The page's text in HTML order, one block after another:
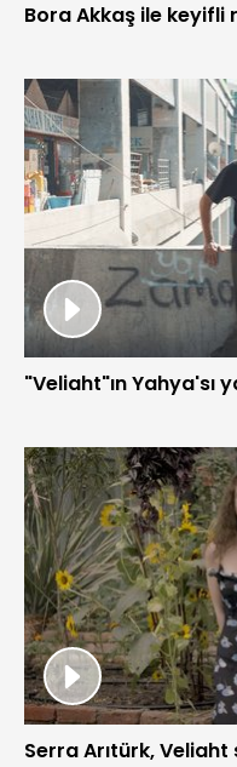
Bora Akkaş ile keyifli
"Veliaht"ın Yahya'sı
Serra Arıtürk,